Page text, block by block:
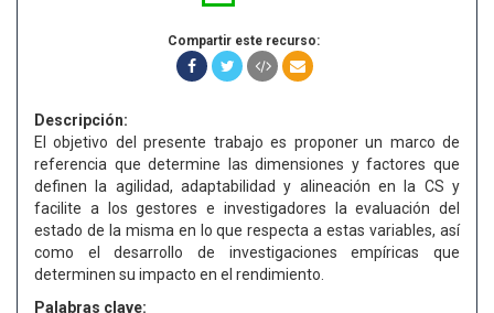
Compartir este recurso:
Descripción:
El objetivo del presente trabajo es proponer un marco de
referencia que determine las dimensiones y factores que
definen la agilidad, adaptabilidad y alineación en la CS y
facilite a los gestores e investigadores la evaluación del
estado de la misma en lo que respecta a estas variables, así
como el desarrollo de investigaciones empíricas que
determinen su impacto en el rendimiento.
Palabras clave: